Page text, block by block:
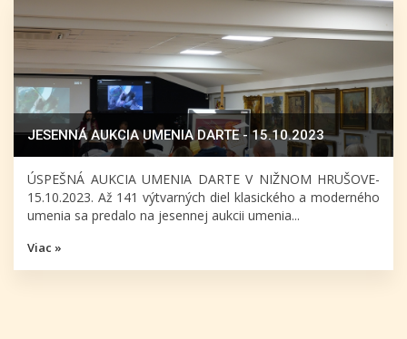
JESENNÁ AUKCIA UMENIA DARTE - 15.10.2023
ÚSPEŠNÁ AUKCIA UMENIA DARTE V NIŽNOM HRUŠOVE-
15.10.2023. Až 141 výtvarných diel klasického a moderného
umenia sa predalo na jesennej aukcii umenia...
Viac »